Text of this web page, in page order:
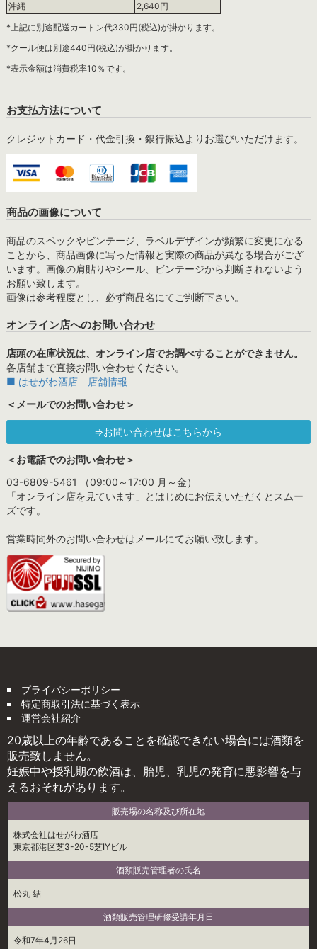
沖縄
2,640円
*上記に別途配送カートン代330円(税込)が掛かります。
*クール便は別途440円(税込)が掛かります。
*表示金額は消費税率10％です。
お支払方法について
クレジットカード・代金引換・銀行振込よりお選びいただけます。
商品の画像について
商品のスペックやビンテージ、ラベルデザインが頻繁に変更になる
ことから、商品画像に写った情報と実際の商品が異なる場合がござ
います。画像の肩貼りやシール、ビンテージから判断されないよう
お願い致します。
画像は参考程度とし、必ず商品名にてご判断下さい。
オンライン店へのお問い合わせ
店頭の在庫状況は、オンライン店でお調べすることができません。
各店舗まで直接お問い合わせください。
■ はせがわ酒店 店舗情報
＜メールでのお問い合わせ＞
⇒お問い合わせはこちらから
＜お電話でのお問い合わせ＞
03-6809-5461 （09:00～17:00 月～金）
「オンライン店を見ています」とはじめにお伝えいただくとスムー
ズです。
営業時間外のお問い合わせはメールにてお願い致します。
プライバシーポリシー
特定商取引法に基づく表示
運営会社紹介
20歳以上の年齢であることを確認できない場合には酒類を
販売致しません。
妊娠中や授乳期の飲酒は、胎児、乳児の発育に悪影響を与
えるおそれがあります。
販売場の名称及び所在地
株式会社はせがわ酒店
東京都港区芝3-20-5芝IYビル
酒類販売管理者の氏名
松丸 結
酒類販売管理研修受講年月日
令和7年4月26日